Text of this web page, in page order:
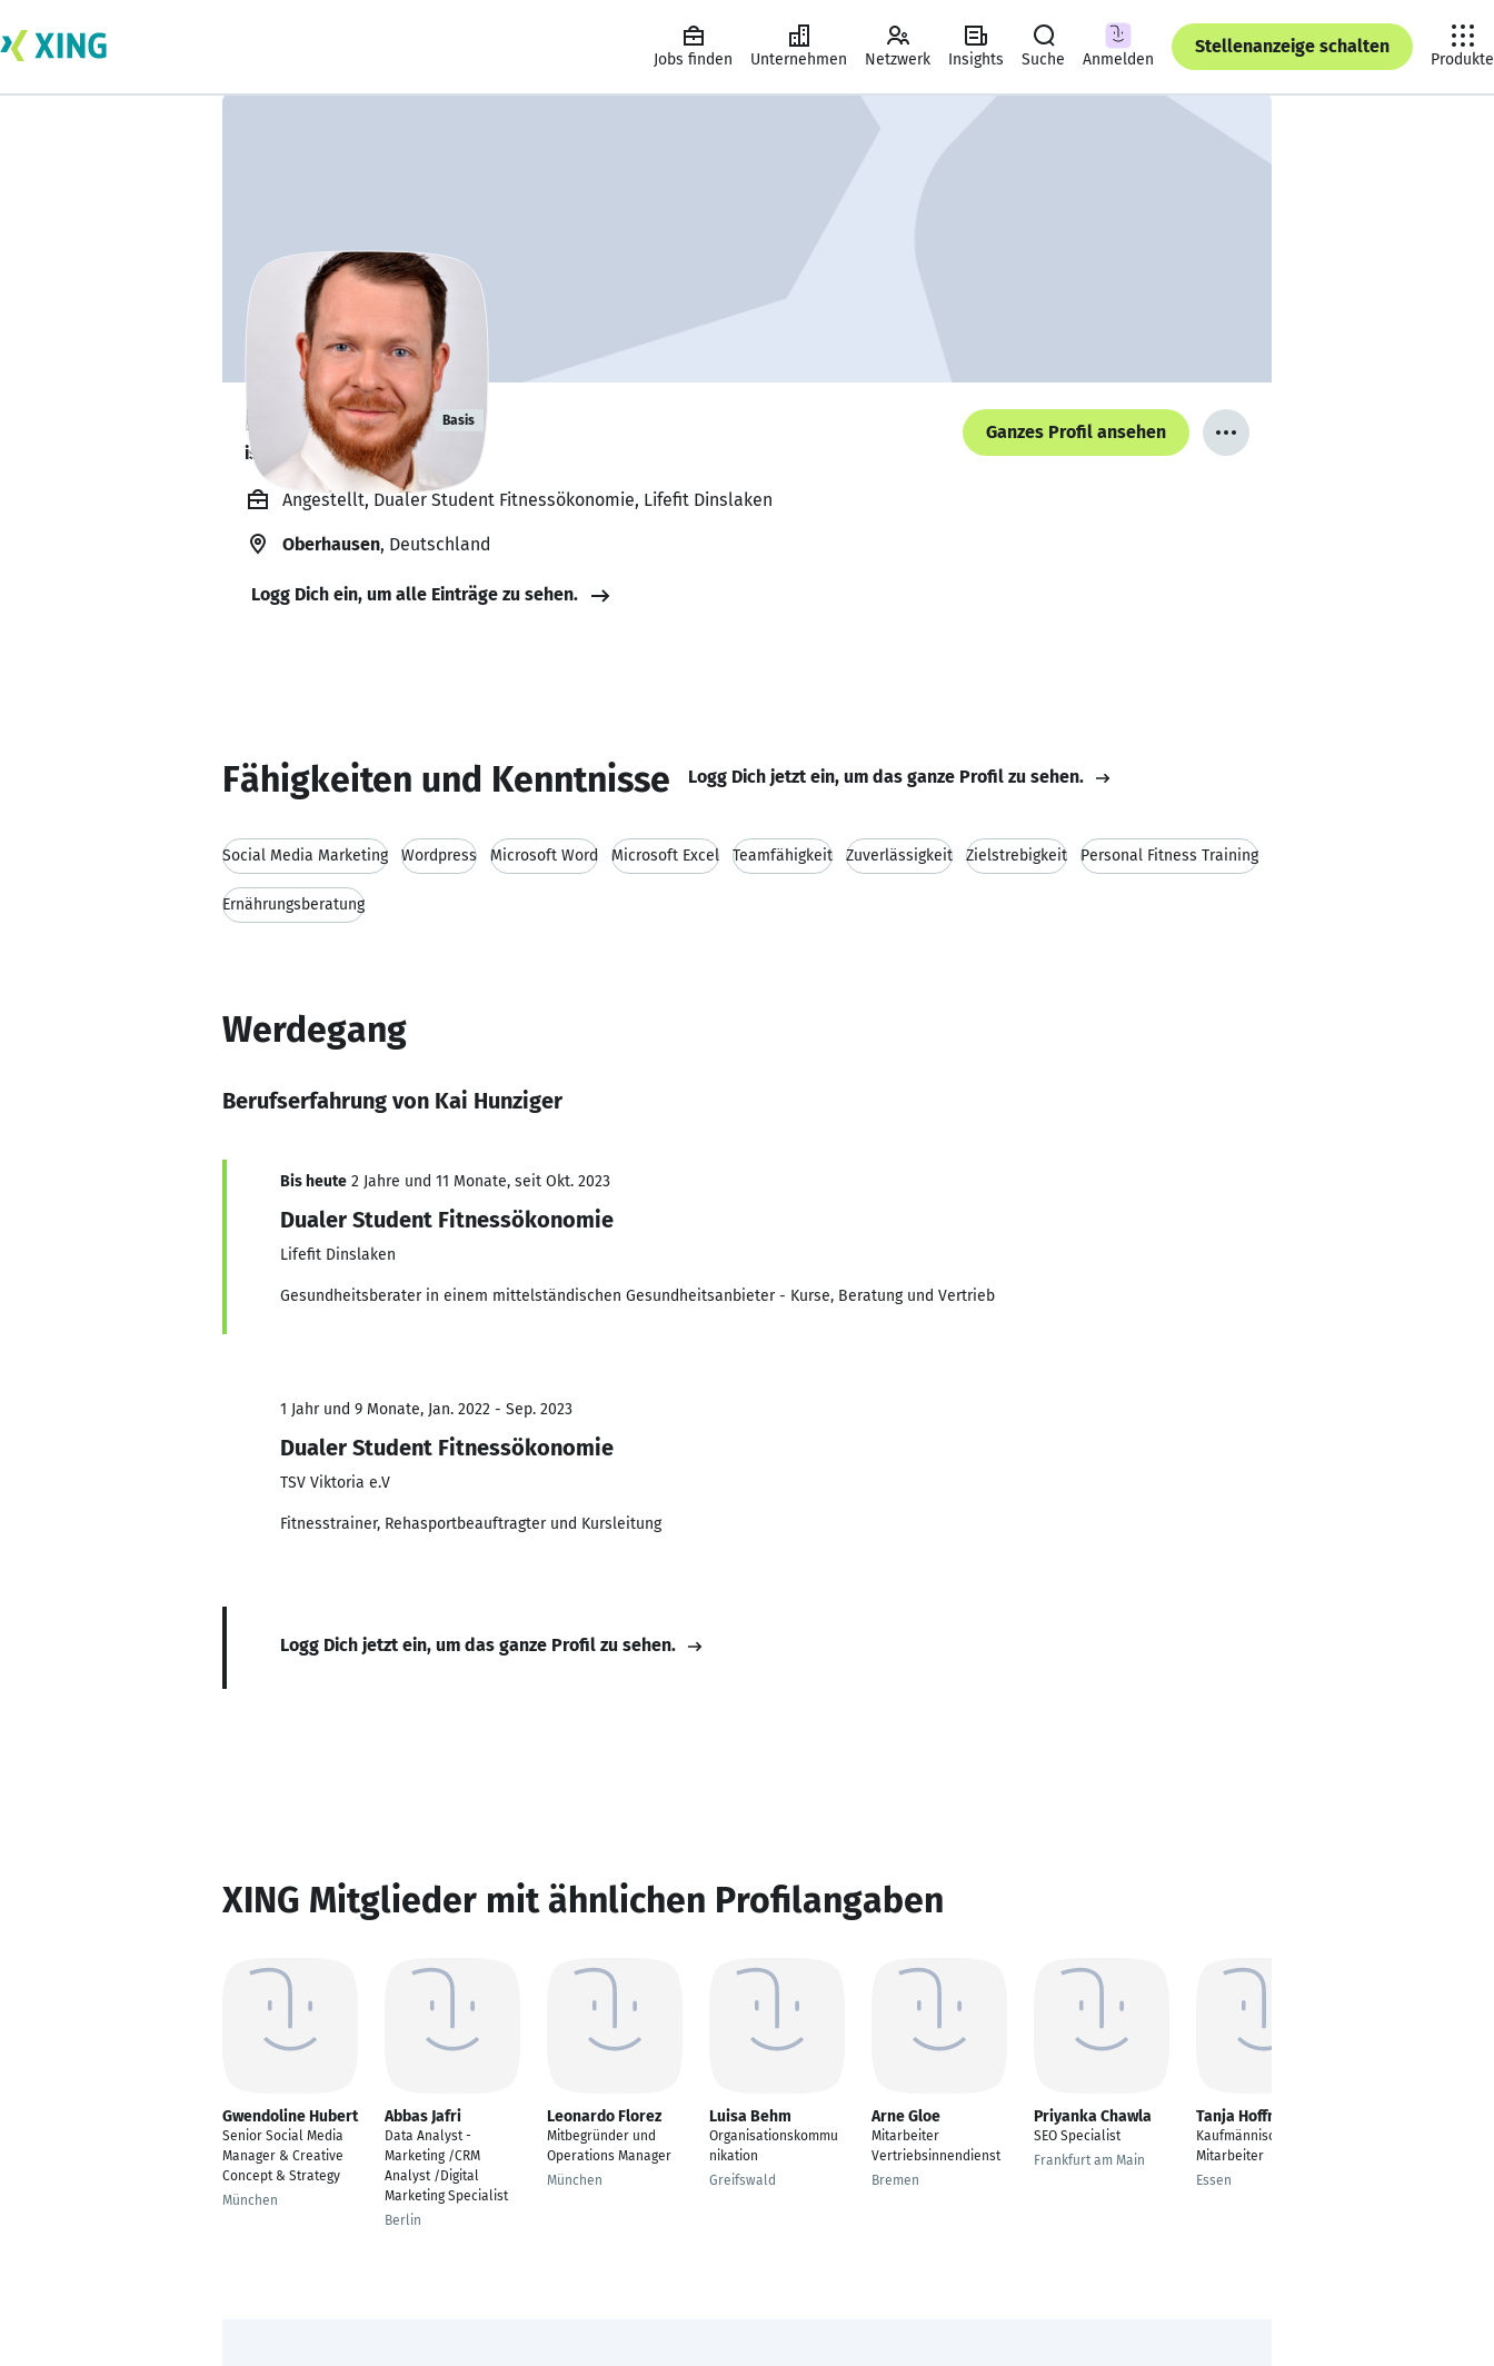
Jobs finden Unternehmen Netzwerk Insights Suche Anmelden
Stellenanzeige schalten
Produkte
Kai Hunziger Basis
ist offen für Projekte. 🔎
Ganzes Profil ansehen
Angestellt, Dualer Student Fitnessökonomie, Lifefit Dinslaken
Oberhausen, Deutschland
Logg Dich ein, um alle Einträge zu sehen.
Fähigkeiten und Kenntnisse Logg Dich jetzt ein, um das ganze Profil zu sehen.
Social Media Marketing Wordpress Microsoft Word Microsoft Excel Teamfähigkeit Zuverlässigkeit Zielstrebigkeit Personal Fitness Training
Ernährungsberatung
Werdegang
Berufserfahrung von Kai Hunziger
Bis heute 2 Jahre und 11 Monate, seit Okt. 2023
Dualer Student Fitnessökonomie
Lifefit Dinslaken
Gesundheitsberater in einem mittelständischen Gesundheitsanbieter - Kurse, Beratung und Vertrieb
1 Jahr und 9 Monate, Jan. 2022 - Sep. 2023
Dualer Student Fitnessökonomie
TSV Viktoria e.V
Fitnesstrainer, Rehasportbeauftragter und Kursleitung
Logg Dich jetzt ein, um das ganze Profil zu sehen.
XING Mitglieder mit ähnlichen Profilangaben
Gwendoline Hubert
Senior Social Media
Manager & Creative
Concept & Strategy
München
Abbas Jafri
Data Analyst -
Marketing /CRM
Analyst /Digital
Marketing Specialist
Berlin
Leonardo Florez
Mitbegründer und
Operations Manager
München
Luisa Behm
Organisationskommu
nikation
Greifswald
Arne Gloe
Mitarbeiter
Vertriebsinnendienst
Bremen
Priyanka Chawla
SEO Specialist
Frankfurt am Main
Tanja Hoffmann
Kaufmännischer
Mitarbeiter
Essen